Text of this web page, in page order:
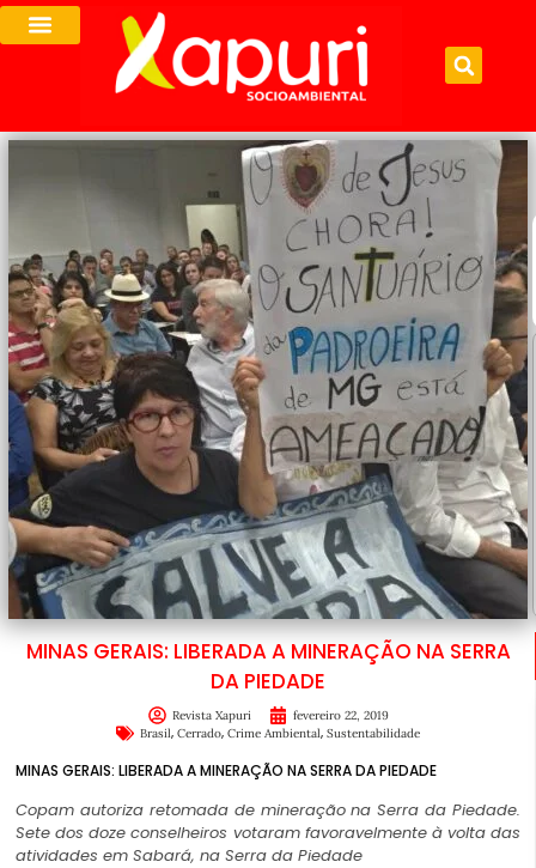
MINAS GERAIS: LIBERADA A MINERAÇÃO NA SERRA
DA PIEDADE
Revista Xapuri
fevereiro 22, 2019
Brasil, Cerrado, Crime Ambiental, Sustentabilidade
MINAS GERAIS: LIBERADA A MINERAÇÃO NA SERRA DA PIEDADE
Copam autoriza retomada de mineração na Serra da Piedade.
Sete dos doze conselheiros votaram favoravelmente à volta das
atividades em Sabará, na Serra da Piedade